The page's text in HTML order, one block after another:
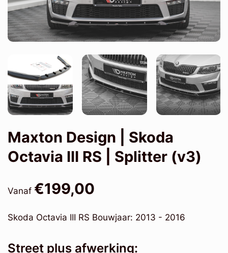
Maxton Design | Skoda
Octavia III RS | Splitter (v3)
Vanaf €199,00
Skoda Octavia III RS Bouwjaar: 2013 - 2016
Street plus afwerking: